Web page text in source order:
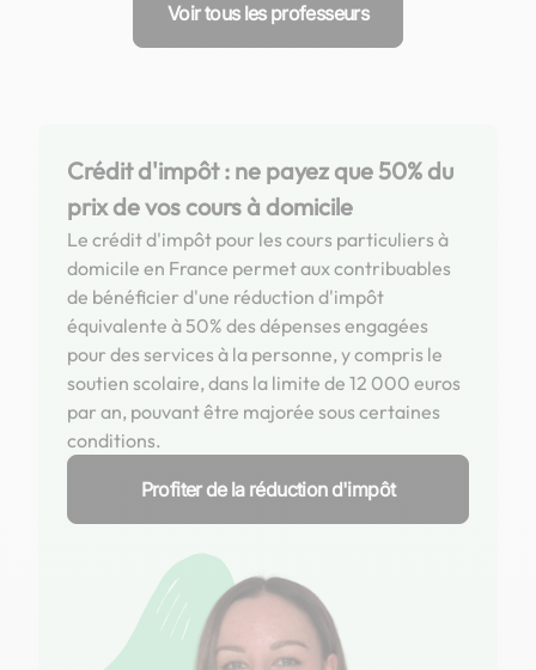
Voir tous les professeurs
Crédit d'impôt : ne payez que 50% du
prix de vos cours à domicile
Le crédit d'impôt pour les cours particuliers à
domicile en France permet aux contribuables
de bénéficier d'une réduction d'impôt
équivalente à 50% des dépenses engagées
pour des services à la personne, y compris le
soutien scolaire, dans la limite de 12 000 euros
par an, pouvant être majorée sous certaines
conditions.
Profiter de la réduction d'impôt